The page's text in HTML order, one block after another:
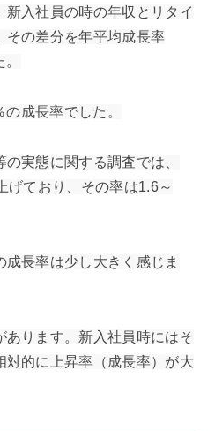
入社員の時の年収とリタイ
その差分を年平均成長率
成長率でした。
実態に関する調査では、
げており、その率は1.6～
長率は少し大きく感じま
ります。 新入社員時にはそ
対的に上昇率（成長率）が大